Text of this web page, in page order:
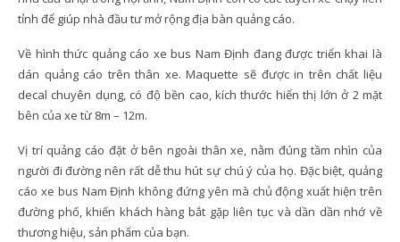
tỉnh để giúp nhà đầu tư mở rộng địa bàn quảng cáo.
Về hình thức quảng cáo xe bus Nam Định đang được triển khai là
dán quảng cáo trên thân xe. Maquette sẽ được in trên chất liệu
decal chuyên dụng, có độ bền cao, kích thước hiển thị lớn ở 2 mặt
bên của xe từ 8m – 12m.
Vị trí quảng cáo đặt ở bên ngoài thân xe, nằm đúng tầm nhìn của
người đi đường nên rất dễ thu hút sự chú ý của họ. Đặc biệt, quảng
cáo xe bus Nam Định không đứng yên mà chủ động xuất hiện trên
đường phố, khiến khách hàng bắt gặp liên tục và dần dần nhớ về
thương hiệu, sản phẩm của bạn.